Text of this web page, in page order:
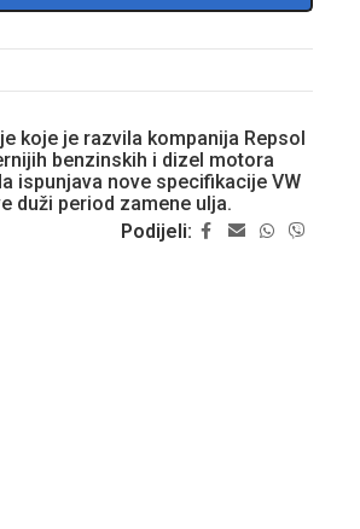
koje je razvila kompanija Repsol
benzinskih i dizel motora
ispunjava nove specifikacije VW
duži period zamene ulja.
Podijeli: